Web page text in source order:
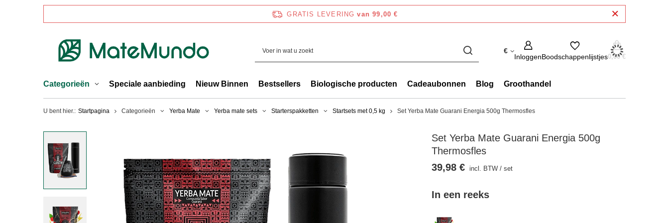
GRATIS LEVERING van 99,00 €
€
InloggenBoodschappenlijstjes0,00 €
Categorieën Speciale aanbieding Nieuw Binnen Bestsellers Biologische producten Cadeaubonnen Blog Groothandel
U bent hier.: Startpagina Categorieën Yerba Mate Yerba mate sets Starterspakketten Startsets met 0,5 kg Set Yerba Mate Guarani Energia 500g Thermosfles
Set Yerba Mate Guarani Energia 500g
Thermosfles
In een reeks
39,98 € incl. BTW /set